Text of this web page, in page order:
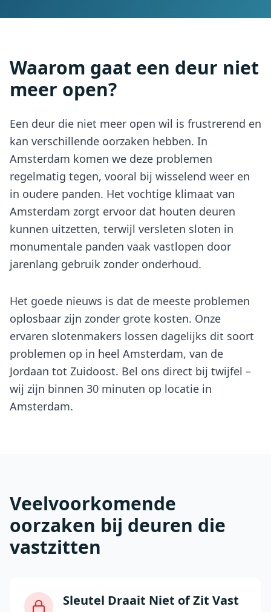
Waarom gaat een deur niet
meer open?
Een deur die niet meer open wil is frustrerend en
kan verschillende oorzaken hebben. In
Amsterdam komen we deze problemen
regelmatig tegen, vooral bij wisselend weer en
in oudere panden. Het vochtige klimaat van
Amsterdam zorgt ervoor dat houten deuren
kunnen uitzetten, terwijl versleten sloten in
monumentale panden vaak vastlopen door
jarenlang gebruik zonder onderhoud.
Het goede nieuws is dat de meeste problemen
oplosbaar zijn zonder grote kosten. Onze
ervaren slotenmakers lossen dagelijks dit soort
problemen op in heel Amsterdam, van de
Jordaan tot Zuidoost. Bel ons direct bij twijfel –
wij zijn binnen 30 minuten op locatie in
Amsterdam.
Veelvoorkomende
oorzaken bij deuren die
vastzitten
Sleutel Draait Niet of Zit Vast